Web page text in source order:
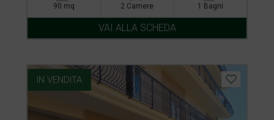
90 mq 2 Camere 1 Bagni
VAI ALLA SCHEDA
IN VENDITA